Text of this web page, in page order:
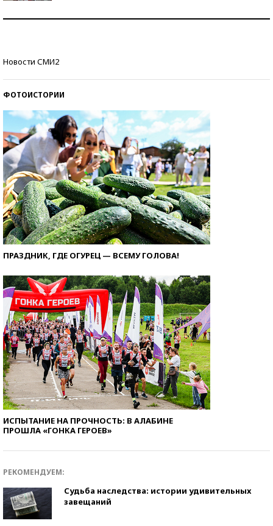
Новости СМИ2
ФОТОИСТОРИИ
ПРАЗДНИК, ГДЕ ОГУРЕЦ — ВСЕМУ ГОЛОВА!
ИСПЫТАНИЕ НА ПРОЧНОСТЬ: В АЛАБИНЕ
ПРОШЛА «ГОНКА ГЕРОЕВ»
РЕКОМЕНДУЕМ:
Судьба наследства: истории удивительных
завещаний